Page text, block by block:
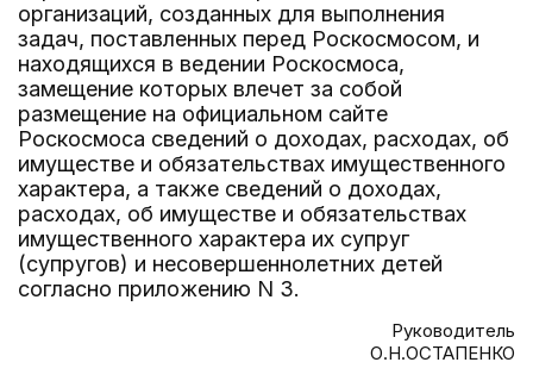
организаций, созданных для выполнения
задач, поставленных перед Роскосмосом, и
находящихся в ведении Роскосмоса,
замещение которых влечет за собой
размещение на официальном сайте
Роскосмоса сведений о доходах, расходах, об
имуществе и обязательствах имущественного
характера, а также сведений о доходах,
расходах, об имуществе и обязательствах
имущественного характера их супруг
(супругов) и несовершеннолетних детей
согласно приложению N 3.
Руководитель
О.Н.ОСТАПЕНКО